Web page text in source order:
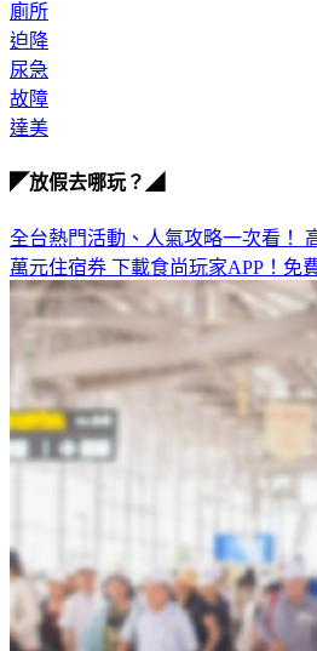
迫降
尿急
故障
達美
萬元住宿券下載食尚玩家APP！免